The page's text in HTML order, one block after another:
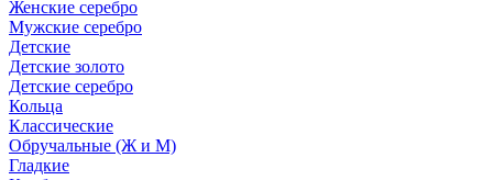
Женские серебро
Мужские серебро
Детские
Детские золото
Детские серебро
Кольца
Классические
Обручальные (Ж и М)
Гладкие